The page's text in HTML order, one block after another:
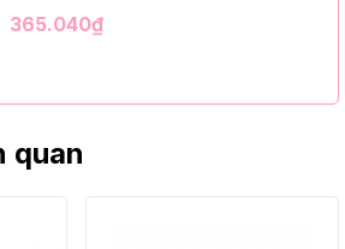
12 Bộ/Thùng (9" Angle Broom, Black
365.040₫
quan